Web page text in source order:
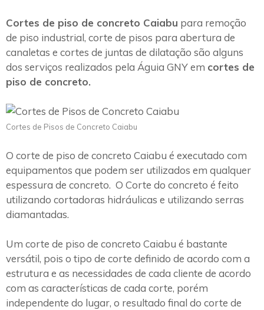
Cortes de piso de concreto Caiabu para remoção
de piso industrial, corte de pisos para abertura de
canaletas e cortes de juntas de dilatação são alguns
dos serviços realizados pela Águia GNY em cortes de
piso de concreto.
Cortes de Pisos de Concreto Caiabu
O corte de piso de concreto Caiabu é executado com
equipamentos que podem ser utilizados em qualquer
espessura de concreto. O Corte do concreto é feito
utilizando cortadoras hidráulicas e utilizando serras
diamantadas.
Um corte de piso de concreto Caiabu é bastante
versátil, pois o tipo de corte definido de acordo com a
estrutura e as necessidades de cada cliente de acordo
com as características de cada corte, porém
independente do lugar, o resultado final do corte de